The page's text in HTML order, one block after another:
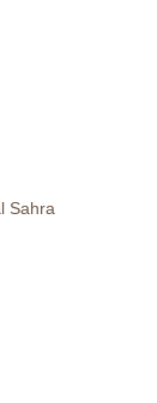
Sahra